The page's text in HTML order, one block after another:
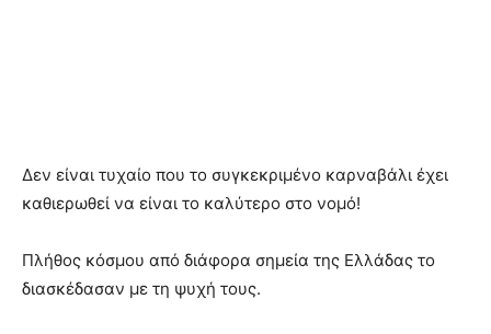
Δεν είναι τυχαίο που το συγκεκριμένο καρναβάλι έχει
καθιερωθεί να είναι το καλύτερο στο νομό!
Πλήθος κόσμου από διάφορα σημεία της Ελλάδας το
διασκέδασαν με τη ψυχή τους.